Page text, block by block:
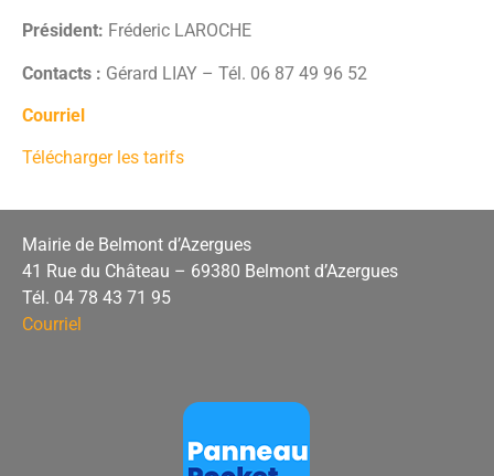
Président: Fréderic LAROCHE
Contacts : Gérard LIAY – Tél. 06 87 49 96 52
Courriel
Télécharger les tarifs
Mairie de Belmont d’Azergues
41 Rue du Château – 69380 Belmont d’Azergues
Tél. 04 78 43 71 95
Courriel